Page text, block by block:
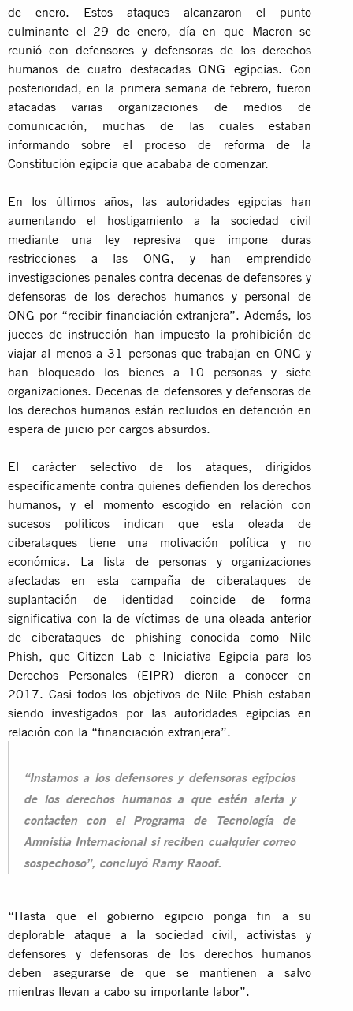
de enero. Estos ataques alcanzaron el punto
culminante el 29 de enero, día en que Macron se
reunió con defensores y defensoras de los derechos
humanos de cuatro destacadas ONG egipcias. Con
posterioridad, en la primera semana de febrero, fueron
atacadas varias organizaciones de medios de
comunicación, muchas de las cuales estaban
informando sobre el proceso de reforma de la
Constitución egipcia que acababa de comenzar.
En los últimos años, las autoridades egipcias han
aumentando el hostigamiento a la sociedad civil
mediante una ley represiva que impone duras
restricciones a las ONG, y han emprendido
investigaciones penales contra decenas de defensores y
defensoras de los derechos humanos y personal de
ONG por “recibir financiación extranjera”. Además, los
jueces de instrucción han impuesto la prohibición de
viajar al menos a 31 personas que trabajan en ONG y
han bloqueado los bienes a 10 personas y siete
organizaciones. Decenas de defensores y defensoras de
los derechos humanos están recluidos en detención en
espera de juicio por cargos absurdos.
El carácter selectivo de los ataques, dirigidos
específicamente contra quienes defienden los derechos
humanos, y el momento escogido en relación con
sucesos políticos indican que esta oleada de
ciberataques tiene una motivación política y no
económica. La lista de personas y organizaciones
afectadas en esta campaña de ciberataques de
suplantación de identidad coincide de forma
significativa con la de víctimas de una oleada anterior
de ciberataques de phishing conocida como Nile
Phish, que Citizen Lab e Iniciativa Egipcia para los
Derechos Personales (EIPR) dieron a conocer en
2017. Casi todos los objetivos de Nile Phish estaban
siendo investigados por las autoridades egipcias en
relación con la “financiación extranjera”.
“Instamos a los defensores y defensoras egipcios
de los derechos humanos a que estén alerta y
contacten con el Programa de Tecnología de
Amnistía Internacional si reciben cualquier correo
sospechoso”, concluyó Ramy Raoof.
“Hasta que el gobierno egipcio ponga fin a su
deplorable ataque a la sociedad civil, activistas y
defensores y defensoras de los derechos humanos
deben asegurarse de que se mantienen a salvo
mientras llevan a cabo su importante labor”.